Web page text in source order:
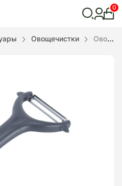
пошук
0
Овощечистки Овощечистка Kohen